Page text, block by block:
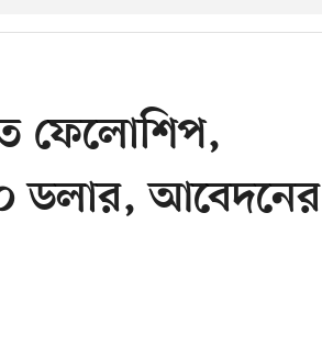
ফেলোশিপ,
ডলার, আবেদনের